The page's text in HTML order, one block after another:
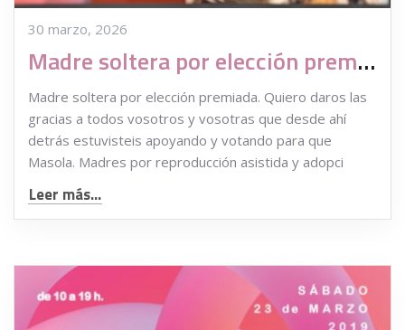
30 marzo, 2026
Madre soltera por elección premiada. Premio Concienciación 2018
Madre soltera por elección premiada. Quiero daros las
gracias a todos vosotros y vosotras que desde ahí
detrás estuvisteis apoyando y votando para que
Masola. Madres por reproducción asistida y adopci
Leer más...